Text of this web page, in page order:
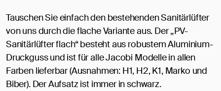
Tauschen Sie einfach den bestehenden Sanitärlüfter
von uns durch die flache Variante aus. Der „PV-
Sanitärlüfter flach“ besteht aus robustem Aluminium-
Druckguss und ist für alle Jacobi Modelle in allen
Farben lieferbar (Ausnahmen: H1, H2, K1, Marko und
Biber). Der Aufsatz ist immer in schwarz.